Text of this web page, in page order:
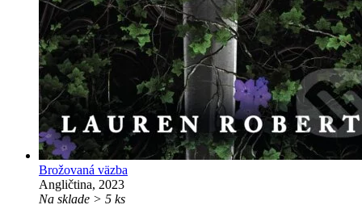
Brožovaná väzba
Angličtina, 2023
Na sklade > 5 ks